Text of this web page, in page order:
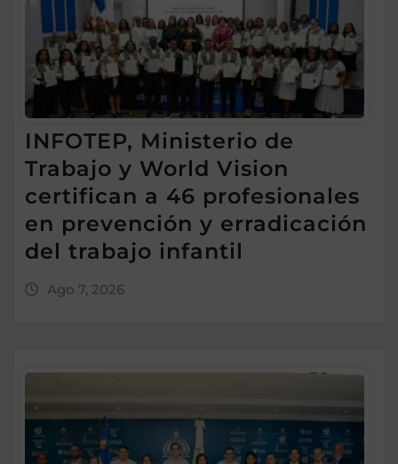
INFOTEP, Ministerio de
Trabajo y World Vision
certifican a 46 profesionales
en prevención y erradicación
del trabajo infantil
Ago 7, 2026